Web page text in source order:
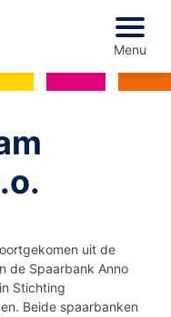
Menu
e.o.
uit de
de Spaarbank Anno
Stichting
Beide spaarbanken